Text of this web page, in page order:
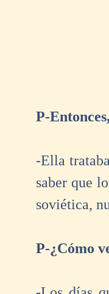
P-
-Ella
saber que
soviética,
P-¿Cómo